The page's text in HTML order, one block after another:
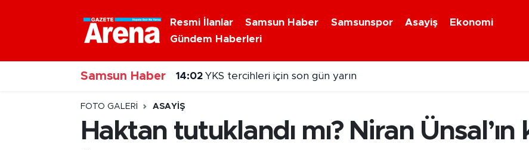
Resmi İlanlar Samsun Haber Samsunspor Asayiş
Ekonomi
Gündem Haberleri
Samsun Haber
FOTO GALERI ASAYIŞ
Haktan tutuklandı mı? Niran
Nöbetçi Eczaneler
Hava Durumu
Samsun Namaz Vakitleri
Trafik Durumu